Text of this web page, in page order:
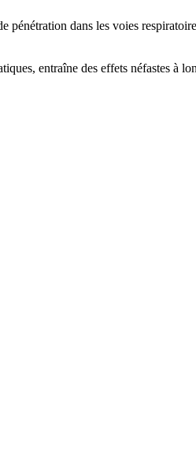
pénétration dans les voies
entraîne des effets néfastes à